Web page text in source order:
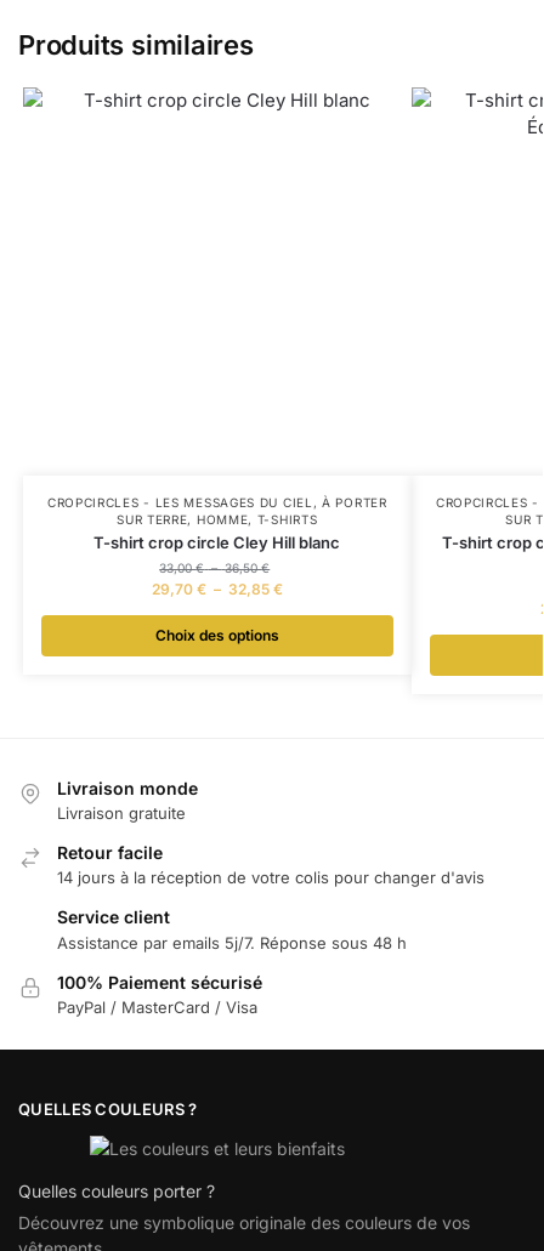
Produits similaires
CROPCIRCLES - LES MESSAGES DU CIEL, À PORTER
SUR TERRE, HOMME, T-SHIRTS
T-shirt crop circle Cley Hill blanc
33,00€ – 36,50€
29,70 € – 32,85 €
Choix des options
CROPCIRCLES -
SUR
T-shirt crop
Livraison monde
Livraison gratuite
Retour facile
14 jours à la réception de votre colis pour changer d'avis
Service client
Assistance par emails 5j/7. Réponse sous 48 h
100% Paiement sécurisé
PayPal / MasterCard / Visa
QUELLES COULEURS ?
Quelles couleurs porter ?
Découvrez une symbolique originale des couleurs de vos